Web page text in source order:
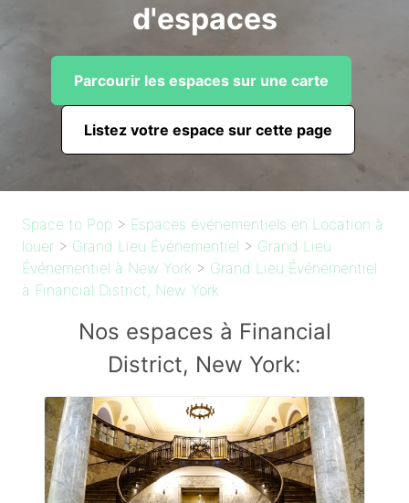
d'espaces
Parcourir les espaces sur une carte
Listez votre espace sur cette page
Space to Pop > Espaces événementiels en Location à
louer > Grand Lieu Événementiel > Grand Lieu
Événementiel à New York > Grand Lieu Événementiel
à Financial District, New York
Nos espaces à Financial
District, New York: